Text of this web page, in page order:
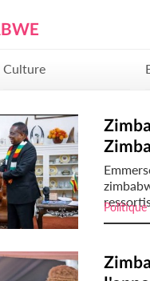
Culture
Politique